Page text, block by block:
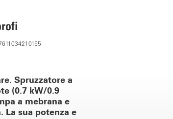
Spruzzatore a
(0.7 kW/0.9
a mebrana e
La sua potenza e